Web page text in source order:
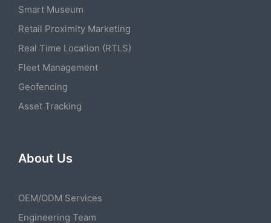
Smart Museum
Retail Proximity Marketing
Real Time Location (RTLS)
Fleet Management
Geofencing
Asset Tracking
About Us
OEM/ODM Services
Engineering Team